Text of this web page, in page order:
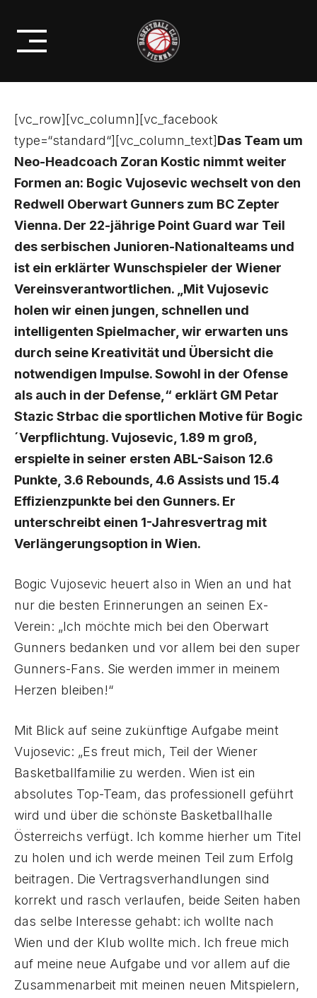
content
SPIELMACHER BOGIC VUJOSEVIC
WECHSELT NACH WIEN
[vc_row][vc_column][vc_facebook
type=“standard“][vc_column_text]Das Team um
Neo-Headcoach Zoran Kostic nimmt weiter
Formen an: Bogic Vujosevic wechselt von den
Redwell Oberwart Gunners zum BC Zepter
Vienna. Der 22-jährige Point Guard war Teil
des serbischen Junioren-Nationalteams und
ist ein erklärter Wunschspieler der Wiener
Vereinsverantwortlichen. „Mit Vujosevic
holen wir einen jungen, schnellen und
intelligenten Spielmacher, wir erwarten uns
durch seine Kreativität und Übersicht die
notwendigen Impulse. Sowohl in der Ofense
als auch in der Defense,“ erklärt GM Petar
Stazic Strbac die sportlichen Motive für Bogic
´Verpflichtung. Vujosevic, 1.89 m groß,
erspielte in seiner ersten ABL-Saison 12.6
Punkte, 3.6 Rebounds, 4.6 Assists und 15.4
Effizienzpunkte bei den Gunners. Er
unterschreibt einen 1-Jahresvertrag mit
Verlängerungsoption in Wien.
Bogic Vujosevic heuert also in Wien an und hat
nur die besten Erinnerungen an seinen Ex-
Verein: „Ich möchte mich bei den Oberwart
Gunners bedanken und vor allem bei den super
Gunners-Fans. Sie werden immer in meinem
Herzen bleiben!“
Mit Blick auf seine zukünftige Aufgabe meint
Vujosevic: „Es freut mich, Teil der Wiener
Basketballfamilie zu werden. Wien ist ein
absolutes Top-Team, das professionell geführt
wird und über die schönste Basketballhalle
Österreichs verfügt. Ich komme hierher um Titel
zu holen und ich werde meinen Teil zum Erfolg
beitragen. Die Vertragsverhandlungen sind
korrekt und rasch verlaufen, beide Seiten haben
das selbe Interesse gehabt: ich wollte nach
Wien und der Klub wollte mich. Ich freue mich
auf meine neue Aufgabe und vor allem auf die
Zusammenarbeit mit meinen neuen Mitspielern,